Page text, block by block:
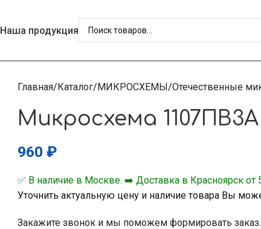
Наша продукция
Главная Каталог МИКРОСХЕМЫ Отечественные
Микросхема 1107ПВ3А
960 ₽
✅ В наличие в Москве. ➡️ Доставка в Красноярск от
Уточнить актуальную цену и наличие товара Вы
Закажите звонок и мы поможем формировать заказ.